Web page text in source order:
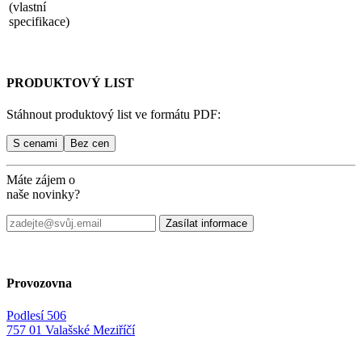
(vlastní
specifikace)
PRODUKTOVÝ LIST
Stáhnout produktový list ve formátu PDF:
Máte zájem o
naše novinky?
Provozovna
Podlesí 506
757 01 Valašské Meziříčí